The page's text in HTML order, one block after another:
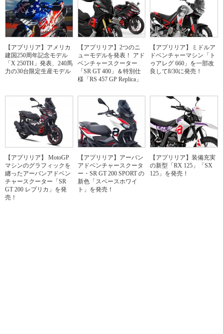
【アプリリア】アメリカ
建国250周年記念モデル
「X 250TH」発表、240馬
力の30台限定生産モデル
【アプリリア】2つのニ
ューモデルを発表！ アド
ベンチャースクーター
「SR GT 400」＆特別仕
様「RS 457 GP Replica」
【アプリリア】ミドルア
ドベンチャーマシン「ト
ゥアレグ 660」を一部改
良して8/30に発売！
【アプリリア】 MotoGP
マシンのグラフィックを
纏ったアーバンアドベン
チャースクーター「SR
GT 200 レプリカ」を発
売！
【アプリリア】アーバン
アドベンチャースクータ
ー・SR GT 200 SPORT の
新色「スペースホワイ
ト」を発売！
【アプリリア】装備充実
の新型「RX 125」「SX
125」を発売！